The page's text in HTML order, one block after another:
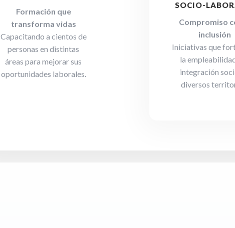
Formación que
transforma vidas
Capacitando a cientos de
personas en distintas
áreas para mejorar sus
oportunidades laborales.
SOCIO-
Compromiso
inclusión
Iniciativas que
la
integración
diversos